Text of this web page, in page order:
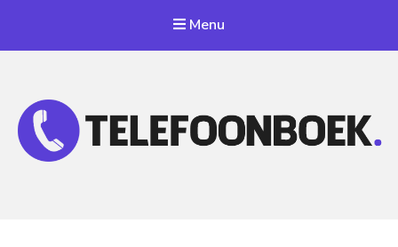
Menu